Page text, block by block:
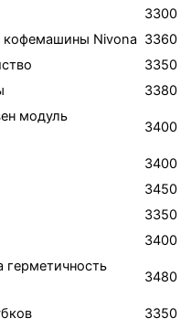
3300
кофемашины Nivona 3360
3350
3380
модуль
3400
3400
3450
3350
3400
3480
3350